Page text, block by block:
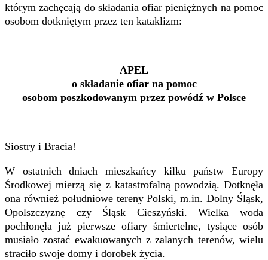
którym zachęcają do składania ofiar pieniężnych na pomoc
osobom dotkniętym przez ten kataklizm:
APEL
o składanie ofiar na pomoc
osobom poszkodowanym przez powódź w Polsce
Siostry i Bracia!
W ostatnich dniach mieszkańcy kilku państw Europy
Środkowej mierzą się z katastrofalną powodzią. Dotknęła
ona również południowe tereny Polski, m.in. Dolny Śląsk,
Opolszczyznę czy Śląsk Cieszyński. Wielka woda
pochłonęła już pierwsze ofiary śmiertelne, tysiące osób
musiało zostać ewakuowanych z zalanych terenów, wielu
straciło swoje domy i dorobek życia.